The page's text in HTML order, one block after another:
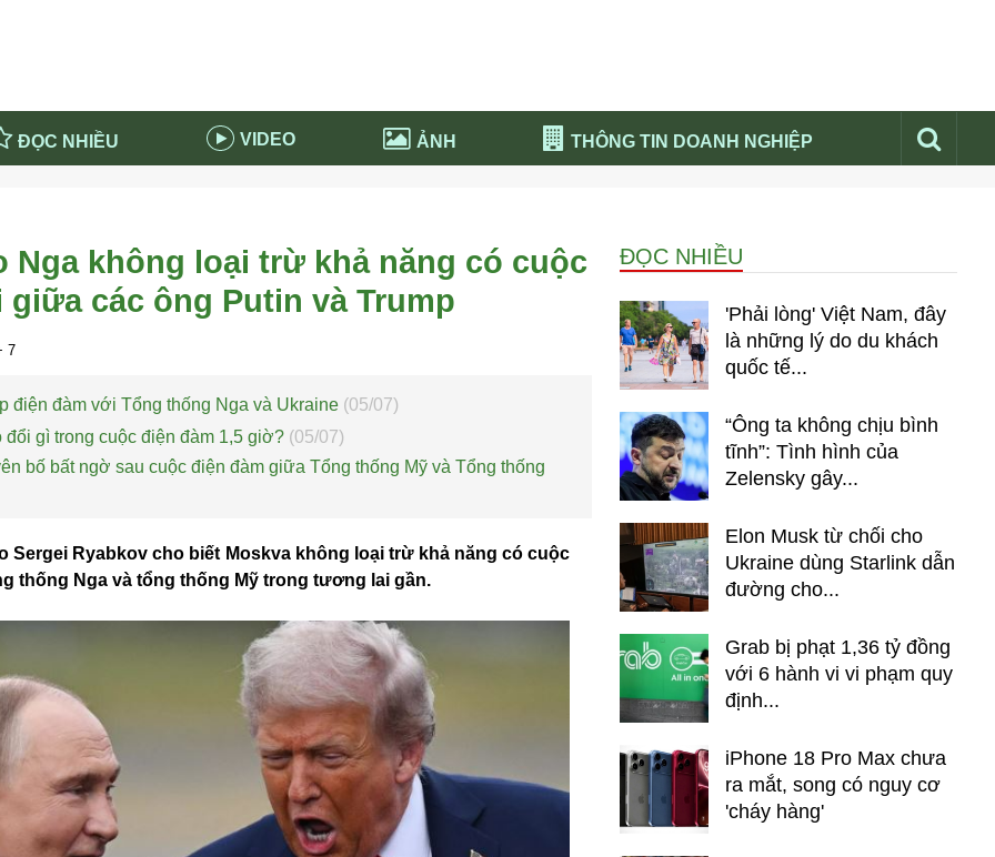
ĐỌC NHIỀU VIDEO ẢNH THÔNG TIN DOANH NGHIỆP
Nổi bật báo nga
Nga NABU EDUCATION
Thư viện media
nước Nga Tử vi hàng ngày
Phân tích thị trường Nga 2026
Nga không loại trừ khả năng có cuộc
các ông Putin và Trump
7
điện đàm với Tổng thống Nga và Ukraine (05/07)
đổi gì trong cuộc điện đàm 1,5 giờ? (05/07)
bố bất ngờ sau cuộc điện đàm giữa Tổng thống Mỹ và Tổng thống
Sergei Ryabkov cho biết Moskva không loại trừ khả năng có cuộc
thống Nga và tổng thống Mỹ trong tương lai gần.
ĐỌC NHIỀU
'Phải lòng' Việt Nam, đây
là những lý do du khách
quốc tế...
“Ông ta không chịu bình
tĩnh”: Tình hình của
Zelensky gây...
Elon Musk từ chối cho
Ukraine dùng Starlink dẫn
đường cho...
Grab bị phạt 1,36 tỷ đồng
với 6 hành vi vi phạm quy
định...
iPhone 18 Pro Max chưa
ra mắt, song có nguy cơ
'cháy hàng'